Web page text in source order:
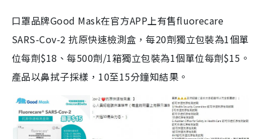
口罩品牌Good Mask在官方APP上有售fluorecare
SARS-Cov-2 抗原快速檢測盒，每20劑獨立包裝為1個單
位每劑$18、每500劑/1箱獨立包裝為1個單位每劑$15。
產品以鼻拭子採樣，10至15分鐘知結果。